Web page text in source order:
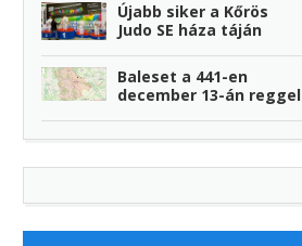
Újabb siker a Kőrös
Judo SE háza táján
Baleset a 441-en
december 13-án reggel